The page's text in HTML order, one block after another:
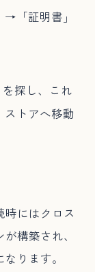
→「証明書」
を探し、これ
トアへ移動
時にはクロス
構築され、
ります。